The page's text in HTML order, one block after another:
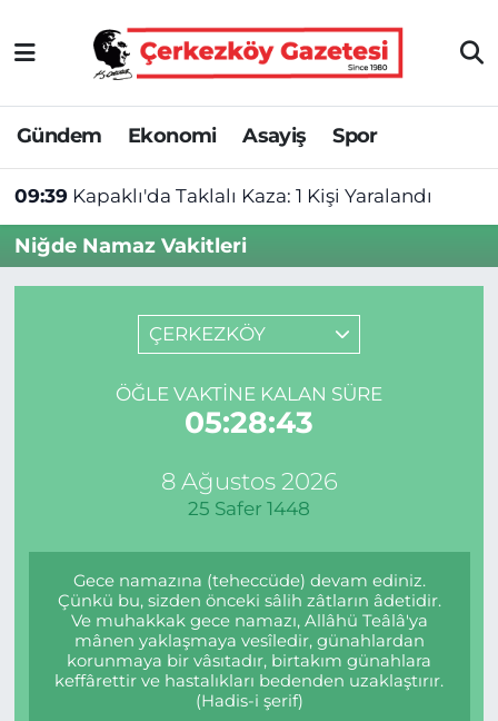
Gündem Ekonomi Asayiş Spor
09:39 Kapaklı'da Taklalı Kaza: 1 Kişi Yaralandı
Niğde Namaz Vakitleri
ÇERKEZKÖY
ÖĞLE VAKTINE KALAN SÜRE
05:28:43
8 Ağustos 2026
25 Safer 1448
Gece namazına (teheccüde) devam ediniz.
Çünkü bu, sizden önceki sâlih zâtların âdetidir.
Ve muhakkak gece namazı, Allâhü Teâlâ'ya
mânen yaklaşmaya vesîledir, günahlardan
korunmaya bir vâsıtadır, birtakım günahlara
keffârettir ve hastalıkları bedenden uzaklaştırır.
(Hadis-i şerif)
Asayiş
Ekonomi
Gündem
Haber
Kültür&Sanat
İletişim
Künye
Topluluk Kuralları
Tekirdağ Nöbetçi Eczaneler
Tekirdağ Hava Durumu
Tekirdağ Namaz Vakitleri
Tekirdağ Trafik Yoğunluk Haritası
Süper Lig Puan Durumu ve Fikstür
Son Dakika Haberleri
Haber Arşivi